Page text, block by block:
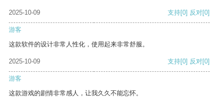
2025-10-09 支持[0] 反对[0]
游客
这款软件的设计非常人性化，使用起来非常舒服。
2025-10-09 支持[0] 反对[0]
游客
这款游戏的剧情非常感人，让我久久不能忘怀。